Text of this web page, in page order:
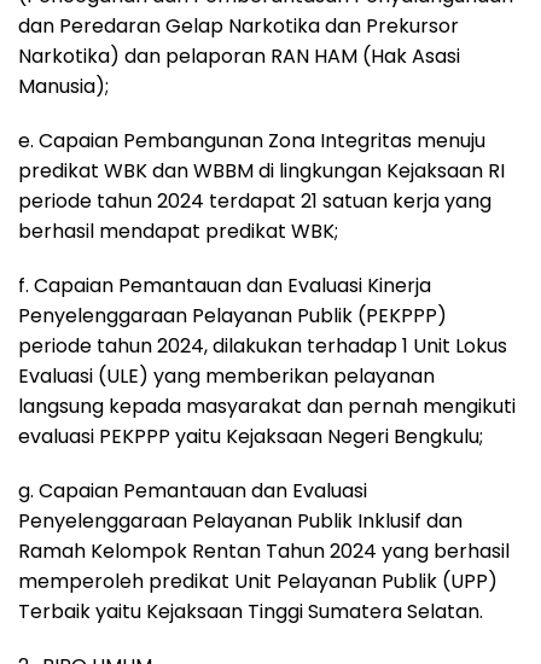
dan Peredaran Gelap Narkotika dan Prekursor
Narkotika) dan pelaporan RAN HAM (Hak Asasi
Manusia);
e. Capaian Pembangunan Zona Integritas menuju
predikat WBK dan WBBM di lingkungan Kejaksaan RI
periode tahun 2024 terdapat 21 satuan kerja yang
berhasil mendapat predikat WBK;
f. Capaian Pemantauan dan Evaluasi Kinerja
Penyelenggaraan Pelayanan Publik (PEKPPP)
periode tahun 2024, dilakukan terhadap 1 Unit Lokus
Evaluasi (ULE) yang memberikan pelayanan
langsung kepada masyarakat dan pernah mengikuti
evaluasi PEKPPP yaitu Kejaksaan Negeri Bengkulu;
g. Capaian Pemantauan dan Evaluasi
Penyelenggaraan Pelayanan Publik Inklusif dan
Ramah Kelompok Rentan Tahun 2024 yang berhasil
memperoleh predikat Unit Pelayanan Publik (UPP)
Terbaik yaitu Kejaksaan Tinggi Sumatera Selatan.